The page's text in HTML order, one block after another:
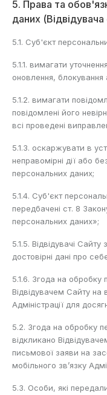
5. Права та
даних (Відвідувача
5.1. Суб'єкт
5.1.1. вимагати
оновлення, блокування
5.1.2. вимагати
повідомлені його
всі проведені
5.1.3. оскаржувати в
неправомірні дії або
персональних даних;
5.1.4. Суб'єкт
передбачені ст. 8
персональних даних»;
5.1.5. Відвідувачі
достовірні дані про
5.1.6. Згода на обробку
Відвідувачем Сайту на
Адміністрації для
5.2. Згода на обробку
відкликано
письмової заяви на
мобільного зв’язку
5.3. Особи, які